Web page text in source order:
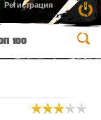
Регистрация
100